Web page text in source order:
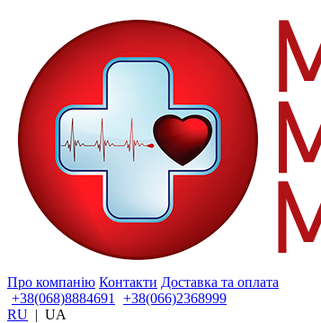
Про компанію Контакти Доставка та оплата
+38(068)8884691
+38(066)2368999
RU | UA